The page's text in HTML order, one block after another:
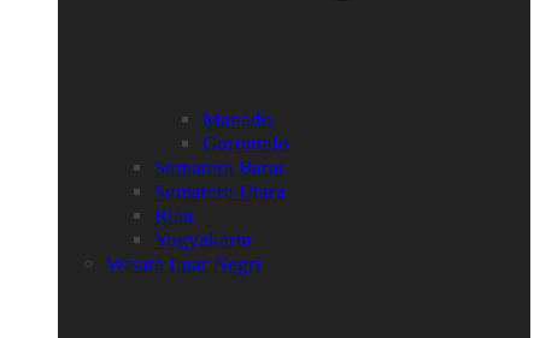
Manado
Gorontalo
Sumatera Barat
Sumatera Utara
Riau
Yogyakarta
Wisata Luar Negri